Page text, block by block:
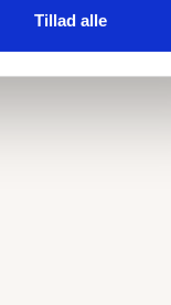
Tillad alle